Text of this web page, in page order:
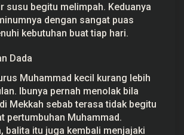
susu begitu melimpah. Keduanya
dengan sangat puas
kebutuhan buat tiap hari.
Dada
Muhammad kecil kurang lebih
Ibunya pernah menolak bila
Mekkah sebab terasa tidak begitu
pertumbuhan Muhammad.
balita itu juga kembali menjajaki